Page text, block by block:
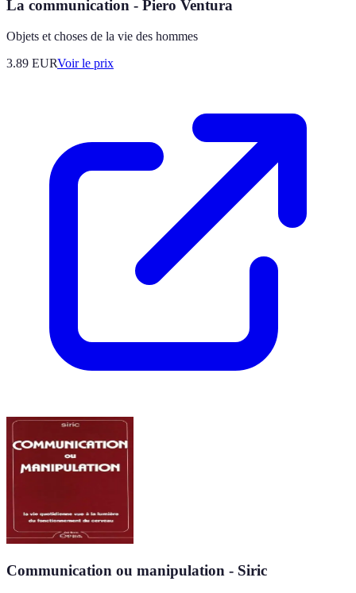
La communication - Piero Ventura
Objets et choses de la vie des hommes
3.89 EURVoir le prix
Communication ou manipulation - Siric